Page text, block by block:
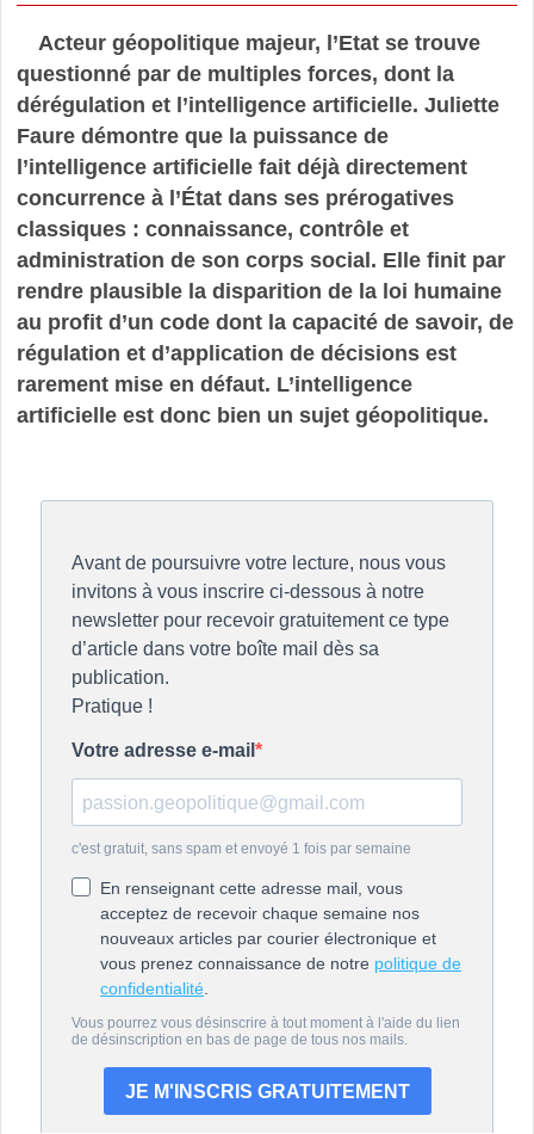
Acteur géopolitique majeur, l’Etat se trouve
questionné par de multiples forces, dont la
dérégulation et l’intelligence artificielle. Juliette
Faure démontre que la puissance de
l’intelligence artificielle fait déjà directement
concurrence à l’État dans ses prérogatives
classiques : connaissance, contrôle et
administration de son corps social. Elle finit par
rendre plausible la disparition de la loi humaine
au profit d’un code dont la capacité de savoir, de
régulation et d’application de décisions est
rarement mise en défaut. L’intelligence
artificielle est donc bien un sujet géopolitique.